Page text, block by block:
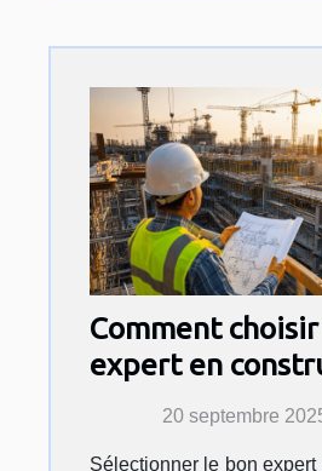
Comment
expert en
pour sécuriser
20 septembre
Sélectionner le bon expert